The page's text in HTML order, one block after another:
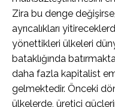
Zira bu denge
ayrıcalıkları
yönettikleri ülkeleri
bataklığında
daha fazla kapitalist
gelmektedir. Önceki
ülkelerde, üretici